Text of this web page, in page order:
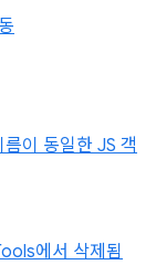
이 동일한 JS 객
에서 삭제됨